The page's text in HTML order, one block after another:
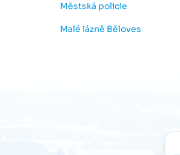
Městská policie
Malé lázně Běloves